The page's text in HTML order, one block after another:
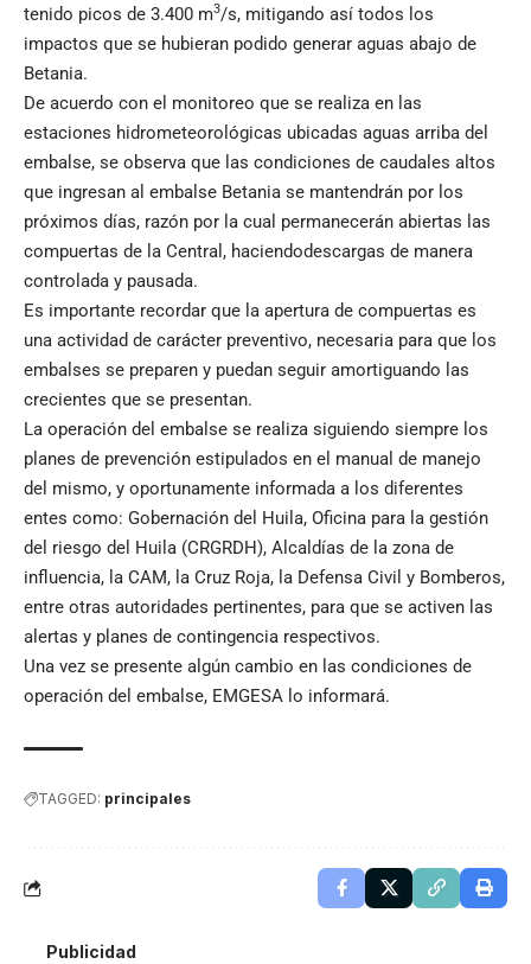
tenido picos de 3.400 m3/s, mitigando así todos los
impactos que se hubieran podido generar aguas abajo de
Betania.
De acuerdo con el monitoreo que se realiza en las
estaciones hidrometeorológicas ubicadas aguas arriba del
embalse, se observa que las condiciones de caudales altos
que ingresan al embalse Betania se mantendrán por los
próximos días, razón por la cual permanecerán abiertas las
compuertas de la Central, haciendodescargas de manera
controlada y pausada.
Es importante recordar que la apertura de compuertas es
una actividad de carácter preventivo, necesaria para que los
embalses se preparen y puedan seguir amortiguando las
crecientes que se presentan.
La operación del embalse se realiza siguiendo siempre los
planes de prevención estipulados en el manual de manejo
del mismo, y oportunamente informada a los diferentes
entes como: Gobernación del Huila, Oficina para la gestión
del riesgo del Huila (CRGRDH), Alcaldías de la zona de
influencia, la CAM, la Cruz Roja, la Defensa Civil y Bomberos,
entre otras autoridades pertinentes, para que se activen las
alertas y planes de contingencia respectivos.
Una vez se presente algún cambio en las condiciones de
operación del embalse, EMGESA lo informará.
TAGGED: principales
Publicidad